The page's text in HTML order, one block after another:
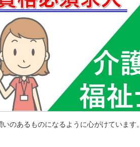
のあるものになるように心がけています。